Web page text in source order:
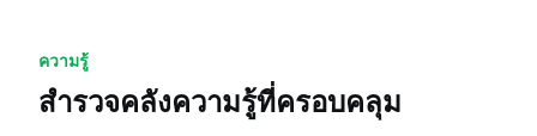
ความรู้
สำรวจคลังความรู้ที่ครอบคลุม